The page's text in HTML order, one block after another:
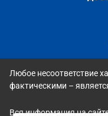
Любое несоответствие
фактическими –
Вся информация на